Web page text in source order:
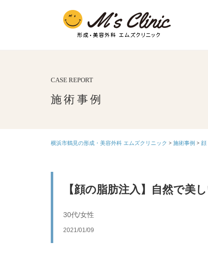
CASE REPORT
施術事例
横浜市鶴見の形成・美容外科 エムズクリニック > 施術事例 > 顔
【顔の脂肪注入】自然で美
30代/女性
2021/01/09